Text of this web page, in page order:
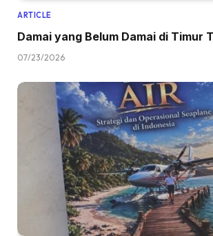
ARTICLE
Damai yang Belum Damai di Timur
07/23/2026